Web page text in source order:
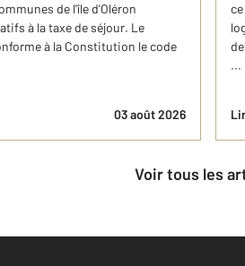
de l'île d'Oléron
à la taxe de séjour. Le
à la Constitution le code
03 août 2026
...
Voir tous les